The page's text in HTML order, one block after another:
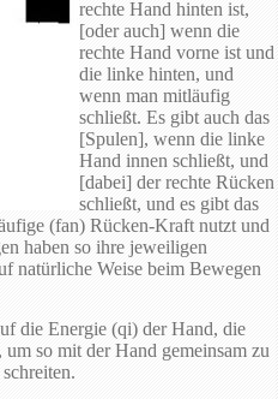
rechte Hand hinten ist,
[oder auch] wenn die
rechte Hand vorne ist und
die linke hinten, und
wenn man mitläufig
schließt. Es gibt auch das
[Spulen], wenn die linke
Hand innen schließt, und
[dabei] der rechte Rücken
schließt, und es gibt das
(fan) Rücken-Kraft nutzt und
haben so ihre jeweiligen
natürliche Weise beim Bewegen
die Energie (qi) der Hand, die
so mit der Hand gemeinsam zu